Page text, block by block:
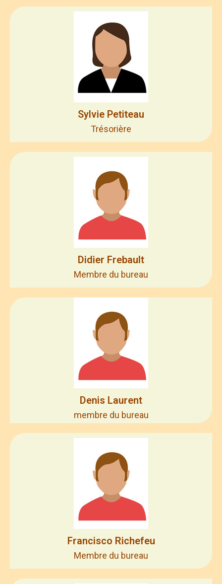
Sylvie Petiteau
Trésorière
Didier Frebault
Membre du bureau
Denis Laurent
membre du bureau
Francisco Richefeu
Membre du bureau